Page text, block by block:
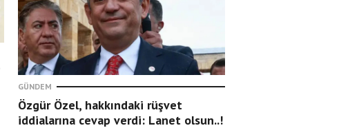
GÜNDEM
Özgür Özel, hakkındaki rüşvet
iddialarına cevap verdi: Lanet olsun..!